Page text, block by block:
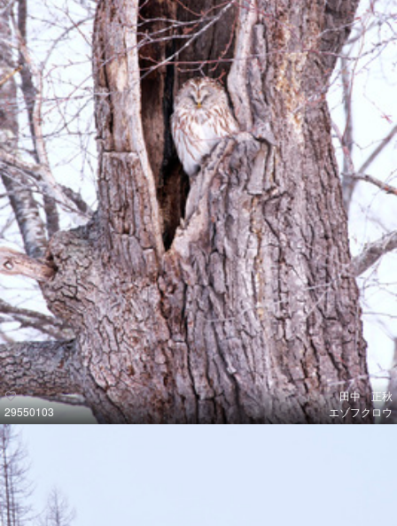
29550103
田中 正秋
エゾフクロウ